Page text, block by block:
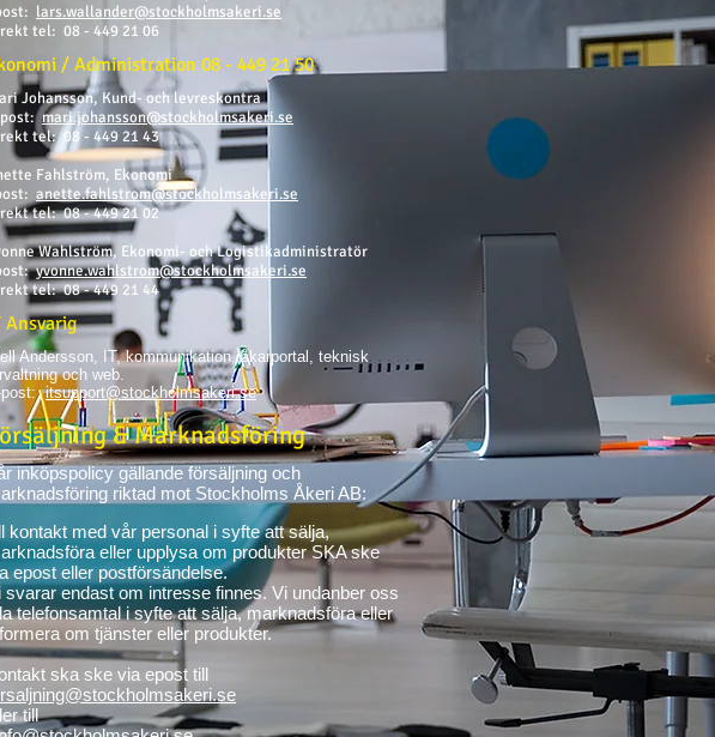
lars.wallander@stockholmsakeri.se
tel: 08 - 449 21 06
nomi / Administration 08 - 449 21 50
Johansson, Kund- och levreskontra
post:mari.johansson@stockholmsakeri.se
tel: 08 - 449 21 43
Fahlström, Ekonomi
anette.fahlstrom@stockholmsakeri.se
tel: 08 - 449 21 02
Wahlström, Ekonomi- och Logistikadministratör
yvonne.wahlstrom@stockholmsakeri.se
tel: 08 - 449 21 44
Ansvarig
Andersson, IT, kommunikation, åkarportal, teknisk
och web.
post:
itsupport@stockholmsakeri.se
& Marknadsföring
inköpspolicy gällande försäljning och
riktad mot Stockholms Åkeri AB:
kontakt med vår personal i syfte att sälja,
eller upplysa om produkter SKA ske
epost eller postförsändelse.
svarar endast om intresse finnes. Vi undanber oss
telefonsamtal i syfte att sälja, marknadsföra eller
om tjänster eller produkter.
ska ske via epost till
till